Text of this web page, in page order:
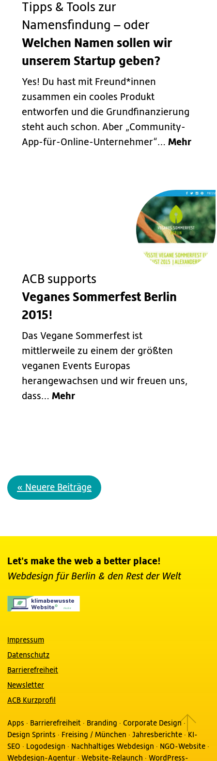
Tipps & Tools zur
Namensfindung – oder
Welchen Namen sollen wir
unserem Startup geben?
Yes! Du hast mit Freund*innen
zusammen ein cooles Produkt
entworfen und die Grundfinanzierung
steht auch schon. Aber „Community-
App-für-Online-Unternehmer“… Mehr
ACB supports
Veganes Sommerfest Berlin
2015!
Das Vegane Sommerfest ist
mittlerweile zu einem der größten
veganen Events Europas
herangewachsen und wir freuen uns,
dass… Mehr
« Neuere Beiträge
Let's make the web a better place!
Webdesign für Berlin & den Rest der Welt
Impressum
Datenschutz
Barrierefreiheit
Newsletter
ACB Kurzprofil
Apps · Barrierefreiheit · Branding · Corporate Design·
Design Sprints · Freising / München · Jahresberichte · KI-
SEO · Logodesign · Nachhaltiges Webdesign · NGO-Website ·
Webdesign-Agentur · Website-Relaunch · WordPress-